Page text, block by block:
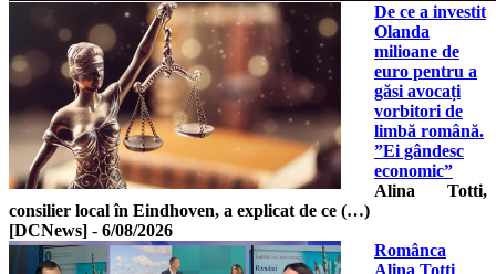
De ce a investit
Olanda
milioane de
euro pentru a
găsi avocați
vorbitori de
limbă română.
”Ei gândesc
economic”
Alina Totti,
consilier local în Eindhoven, a explicat de ce (…)
[DCNews] - 6/08/2026
Românca
Alina Totti